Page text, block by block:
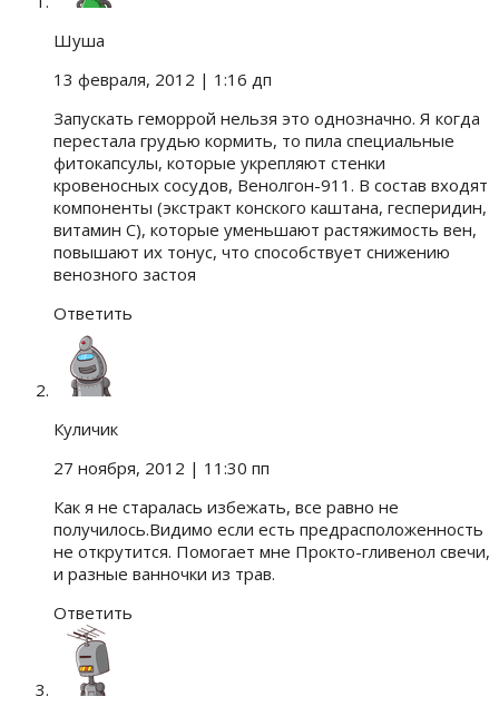
Шуша
13 февраля, 2012 | 1:16 дп
Запускать геморрой нельзя это однозначно. Я когда
перестала грудью кормить, то пила специальные
фитокапсулы, которые укрепляют стенки
кровеносных сосудов, Венолгон-911. В состав входят
компоненты (экстракт конского каштана, гесперидин,
витамин С), которые уменьшают растяжимость вен,
повышают их тонус, что способствует снижению
венозного застоя
Ответить
Куличик
27 ноября, 2012 | 11:30 пп
Как я не старалась избежать, все равно не
получилось.Видимо если есть предрасположенность
не открутится. Помогает мне Прокто-гливенол свечи,
и разные ванночки из трав.
Ответить